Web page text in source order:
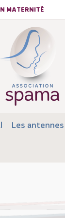
MATERNITÉ
Les antennes